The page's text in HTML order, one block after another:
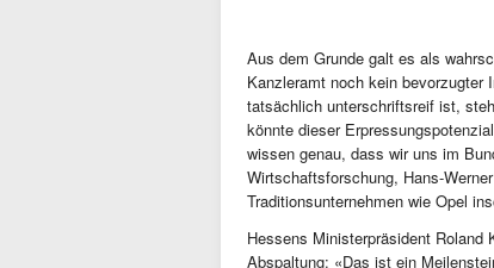
Aus dem Grunde galt es als
Kanzleramt noch kein bevorzugter
tatsächlich unterschriftsreif ist,
könnte dieser
wissen genau, dass wir uns im
Wirtschaftsforschung, Hans-
Traditionsunternehmen wie Opel
Hessens Ministerpräsident Roland
Abspaltung: «Das ist ein